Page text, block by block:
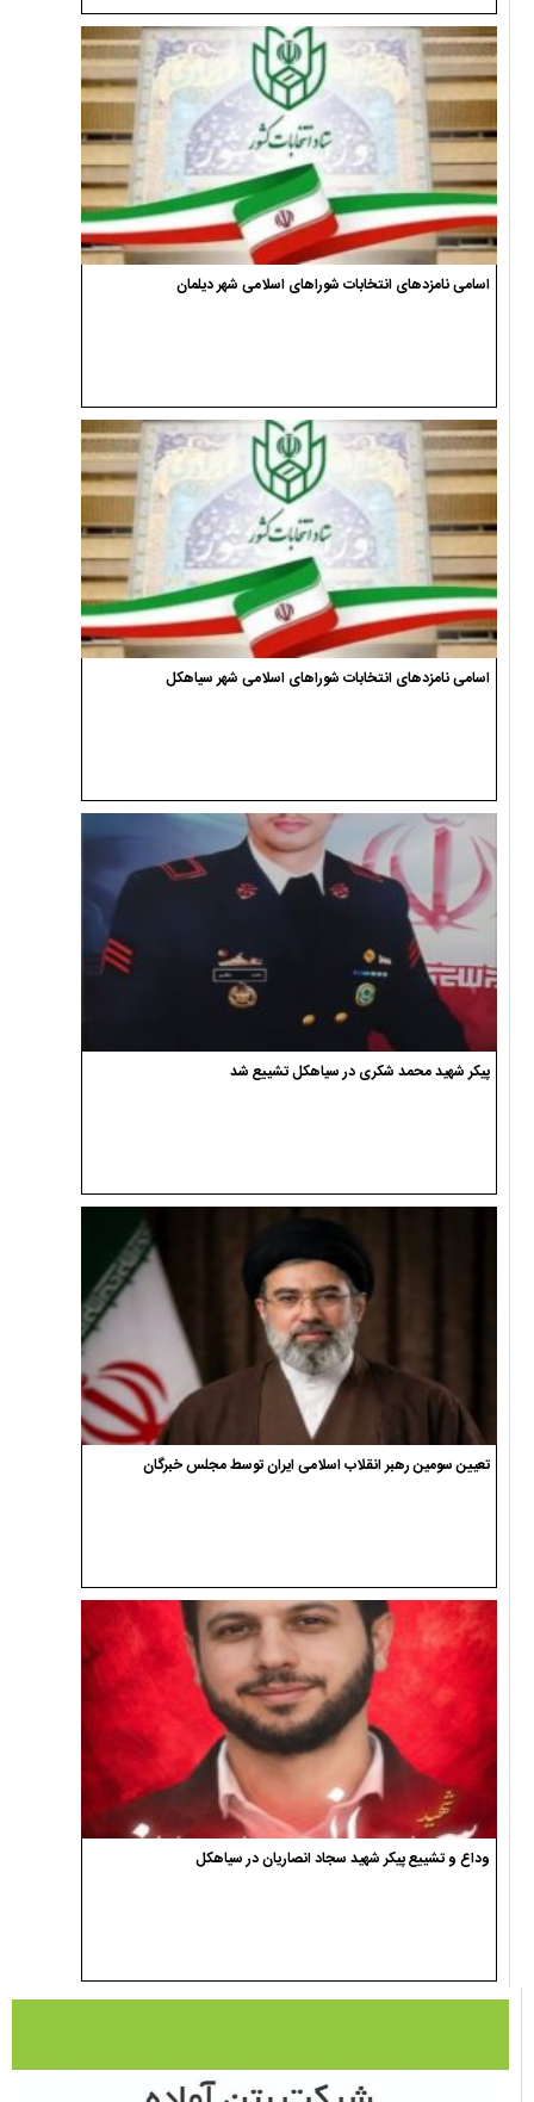
اسامی نامزدهای انتخابات شوراهای اسلامی شهر دیلمان
اسامی نامزدهای انتخابات شوراهای اسلامی شهر سیاهکل
پیکر شهید محمد شکری در سیاهکل تشییع شد
تعیین سومین رهبر انقلاب اسلامی ایران توسط مجلس خبرگان
وداع و تشییع پیکر شهید سجاد انصاریان در سیاهکل